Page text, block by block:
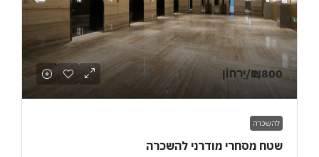
₪1,800/יַרחוֹן
להשכרה
שטח מסחרי מודרני להשכרה